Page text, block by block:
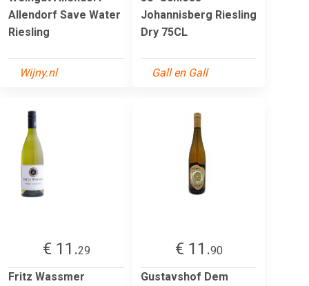
Allendorf Save Water
Riesling
Wijny.nl
Johannisberg Riesling
Dry 75CL
Gall en Gall
€ 11.29
Fritz Wassmer
€ 11.90
Gustavshof Dem